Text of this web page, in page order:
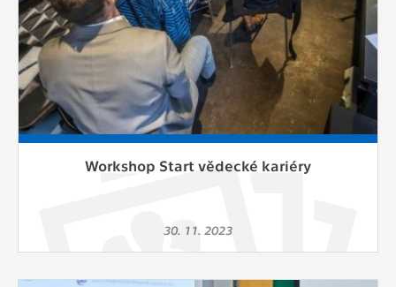
Workshop Start vědecké kariéry
30. 11. 2023